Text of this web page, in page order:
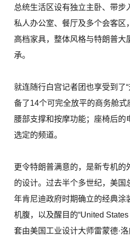
总统生活区设有独立主卧、带步
私人办公室、餐厅及多个会客区
高档家具，整体风格与特朗普大
承。
就连随行白宫记者团也享受到了
备了14个可完全放平的商务舱式
腰部支撑和按摩功能；座椅后的
选定的频道。
更令特朗普满意的，是新专机的
的设计。过去半个多世纪，美国
年肯尼迪政府时期确立的经典涂
机腹，以及醒目的“United
套由美国工业设计大师雷蒙德·